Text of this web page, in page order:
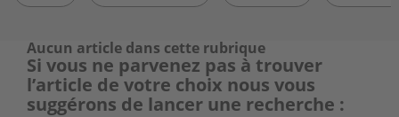
Aucun article dans cette rubrique
Si vous ne parvenez pas à trouver
l’article de votre choix nous vous
suggérons de lancer une recherche :